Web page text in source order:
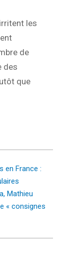
les
de
des
que
en France :
Mathieu
« consignes